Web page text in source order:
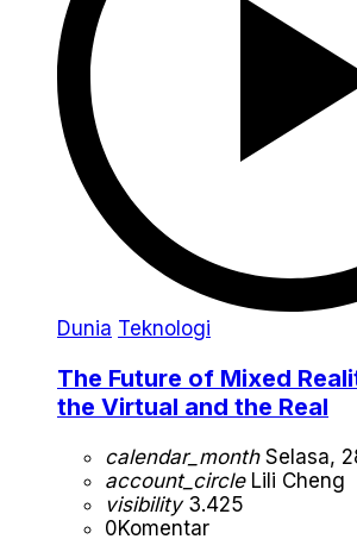
Dunia Teknologi
The Future of Mixed
the Virtual and the Real
calendar_monthSelasa,
account_circleLili Cheng
visibility3.425
0Komentar